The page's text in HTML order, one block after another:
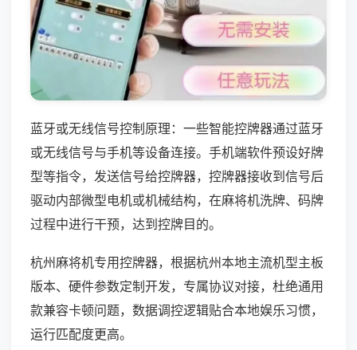
蓝牙或无线信号控制原理：一些智能控牌器通过蓝牙
或无线信号与手机等设备连接。手机端软件预设好牌
型等指令，发送信号给控牌器，控牌器接收到信号后
驱动内部微型电机或机械结构，在麻将机洗牌、码牌
过程中进行干预，达到控牌目的。
杭州麻将机专用控牌器，根据杭州本地主流机型主板
版本、硬件参数定制开发，专属协议对接，杜绝通用
款兼容卡顿问题，数据调控逻辑贴合本地娱乐习惯，
运行匹配度更高。